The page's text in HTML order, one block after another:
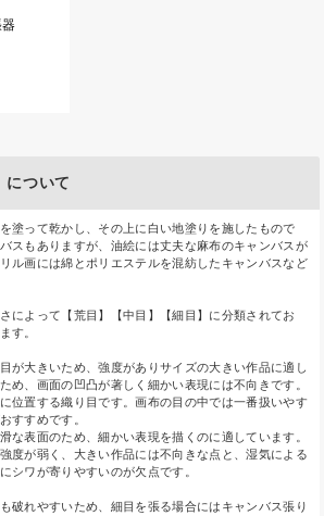
について
塗って乾かし、その上に白い地塗りを施したもので
スもありますが、油絵には丈夫な麻布のキャンバスが
ル画には綿とポリエステルを混紡したキャンバスなど
によって【荒目】【中目】【細目】に分類されてお
す。
が大きいため、強度がありサイズの大きい作品に適し
め、画面の凹凸が著しく細かい表現には不向きです。
位置する織り目です。画布の目の中では一番扱いやす
すすめです。
な表面のため、細かい表現を描くのに適しています。
度が弱く、大きい作品には不向きな点と、湿気による
シワが寄りやすいのが欠点です。
破れやすいため、細目を張る場合にはキャンバス張り